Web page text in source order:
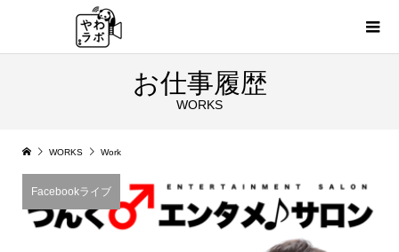
お仕事履歴
WORKS
WORKS Work
Facebookライブ